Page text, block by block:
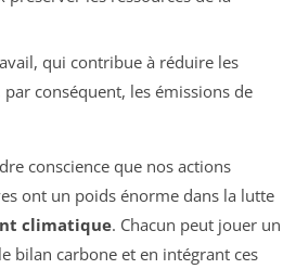
qui contribue à réduire les
conséquent, les émissions de
conscience que nos actions
ont un poids énorme dans la lutte
climatique. Chacun peut jouer un
bilan carbone et en intégrant ces